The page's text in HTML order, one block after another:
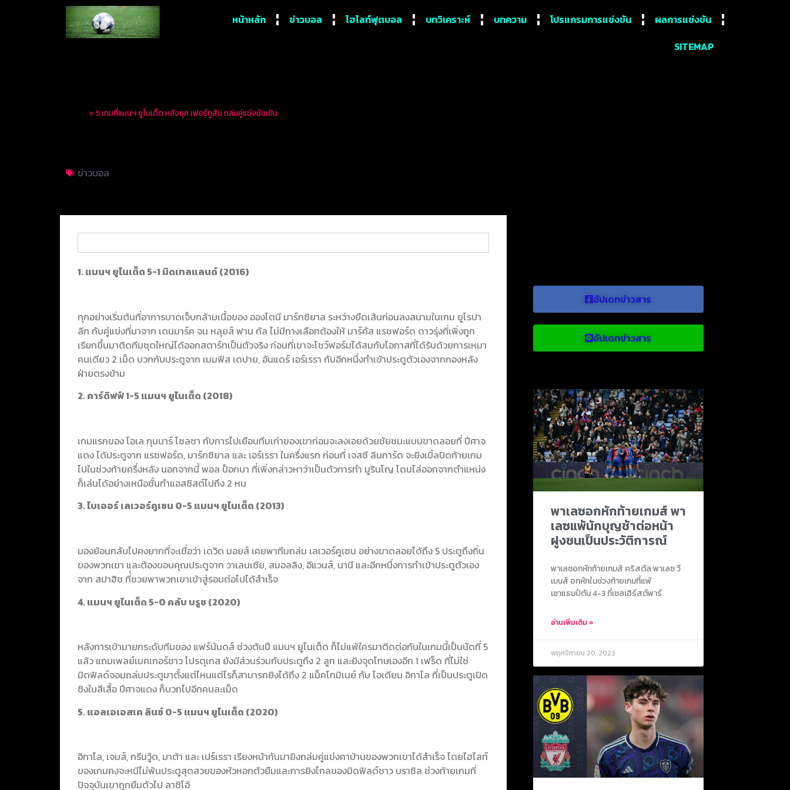
หน้าหลัก ข่าวบอล ไฮไลท์ฟุตบอล บทวิเคราะห์ บทความ โปรแกรมการแข่งขัน
ผลการแข่งขัน
SITEMAP
» 5 เกมที่แมนฯ ยูไนเต็ด หลังยุค เฟอร์กูสัน ถล่มคู่แข่งยับเยิน
ข่าวบอล
1. แมนฯ ยูไนเต็ด 5-1 มิดเทลแลนด์ (2016)
ทุกอย่างเริ่มต้นที่อาการบาดเจ็บกล้ามเนื้อของ อองโตนี มาร์กซิยาล ระหว่างยืดเส้นก่อนลงสนามในเกม ยูโรปา
ลีก กับคู่แข่งที่มาจาก เดนมาร์ค จน หลุยส์ ฟาน กัล ไม่มีทางเลือกต้องให้ มาร์คัส แรชฟอร์ด ดาวรุ่งที่เพิ่งถูก
เรียกขึ้นมาติดทีมชุดใหญ่ได้ออกสตาร์ทเป็นตัวจริง ก่อนที่เขาจะโชว์ฟอร์มได้สมกับโอกาสที่ได้รับด้วยการเหมา
คนเดียว 2 เม็ด บวกกับประตูจาก เมมฟิส เดปาย, อันแดร์ เอร์เรรา กับอีกหนึ่งทำเข้าประตูตัวเองจากกองหลัง
ฝ่ายตรงข้าม
2. คาร์ดิฟฟ์ 1-5 แมนฯ ยูไนเต็ด (2018)
เกมแรกของ โอเล กุนนาร์ โซลชา กับการไปเยือนทีมเก่าของเขาก่อนจะลงเอยด้วยชัยชนะแบบขาดลอยที่ ปีศาจ
แดง ได้ประตูจาก แรชฟอร์ด, มาร์กซิยาล และ เอร์เรรา ในครึ่งแรก ก่อนที่ เจสซี ลินการ์ด จะยิงเบิ้ลปิดท้ายเกม
ไปในช่วงท้ายครึ่งหลัง นอกจากนี้ พอล ป็อกบา ที่เพิ่งกล่าวหาว่าเป็นตัวการทำ มูรินโญ โดนไล่ออกจากตำแหน่ง
ก็เล่นได้อย่างเหนือชั้นทำแอสซิสต์ไปถึง 2 หน
3. ไบเออร์ เลเวอร์คูเซน 0-5 แมนฯ ยูไนเต็ด (2013)
มองย้อนกลับไปคงยากที่จะเชื่อว่า เดวิด มอยส์ เคยพาทีมถล่ม เลเวอร์คูเซน อย่างขาดลอยได้ถึง 5 ประตูถึงถิ่น
ของพวกเขา และต้องขอบคุณประตูจาก วาเลนเซีย, สมอลลิง, อีแวนส์, นานี และอีกหนึ่งการทำเข้าประตูตัวเอง
จาก สปาฮิช ที่่ชวยพาพวกเขาเข้าสู่รอบต่อไปได้สำเร็จ
4. แมนฯ ยูไนเต็ด 5-0 คลับ บรูช (2020)
หลังการเข้ามายกระดับทีมของ แฟร์นันดส์ ช่วงต้นปี แมนฯ ยูไนเต็ด ก็ไม่แพ้ใครมาติดต่อกันในเกมนี้เป็นนัดที่ 5
แล้ว แถมเพลย์เมคเกอร์ชาว โปรตุเกส ยังมีส่วนร่วมกับประตูถึง 2 ลูก และยิงจุดโทษเองอีก 1 เฟร็ด ที่ไม่ใช่
มิดฟิลด์จอมถล่มประตูมาตั้งแต่ไหนแต่ไรก็สามารถยิงได้ถึง 2 แม็คโทมิเนย์ กับ โอเดียน อิกาโล ที่เป็นประตูเปิด
ซิงในสีเสื้อ ปีศาจแดง ก็บวกไปอีกคนละเม็ด
5. แอลเอเอสเค ลินซ์ 0-5 แมนฯ ยูไนเต็ด (2020)
อิกาโล, เจมส์, กรีนวู้ด, มาต้า และ เปร์เรรา เรียงหน้ากันมายิงถล่มคู่แข่งคาบ้านของพวกเขาได้สำเร็จ โดยไฮไลท์
ของเกมคงจะหนีไม่พ้นประตูสุดสวยของหัวหอกตัวยืมและการยิงไกลของมิดฟิลด์ชาว บราซิล ช่วงท้ายเกมที่
ปัจจุบันเขาถูกยืมตัวไป ลาซิโอ้
อัปเดทข่าวสาร
อัปเดทข่าวสาร
พาเลซอกหักท้ายเกมส์ พา
เลซแพ้นักบุญช้าต่อหน้า
ฝูงชนเป็นประวัติการณ์
พาเลซอกหักท้ายเกมส์ คริสตัล พาเลซ วี
เมนส์ อกหักในช่วงท้ายเกมที่แพ้
เซาแธมป์ตัน 4-3 ที่เซลเฮิร์สต์พาร์
อ่านเพิ่มเติม »
พฤศจิกายน 20, 2023